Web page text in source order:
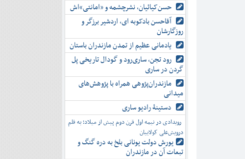
حسن‌کیائیان، نشرچشمه و «امانتی»اش
آقاحسن بادکوبه ای، اردشیر برزگر و
روزگارشان
یادمانی عظیم از تمدن مازندران باستان
رود تجن، ساری‌رود و گودال تاریخی پل
گردن در ساری
مازندران‌پژوهی همراه با پژوهش‌های
میدانی
دستینۀ رادیو ساری
رویدادی در نیمه اول قرن دوم پیش از میلاد؛ به قلم
درویش‌علی کولاییان
یورش دولت یونانی بلخ به دره گنگ و
تبعات آن در مازندران